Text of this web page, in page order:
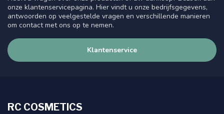
onze klantenservicepagina. Hier vindt u onze bedrijfsgegevens,
antwoorden op veelgestelde vragen en verschillende manieren
om contact met ons op te nemen.
Klantenservice
RC COSMETICS